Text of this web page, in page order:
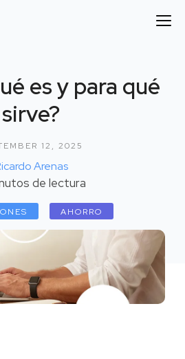
es y para qué
sirve?
12, 2025
Arenas
de lectura
AHORRO